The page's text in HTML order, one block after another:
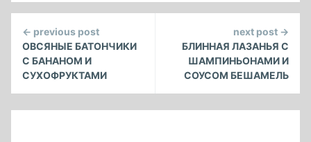
Continue
Reading
← previous post
ОВСЯНЫЕ БАТОНЧИКИ
С БАНАНОМ И
СУХОФРУКТАМИ
next post →
БЛИННАЯ ЛАЗАНЬЯ С
ШАМПИНЬОНАМИ И
СОУСОМ БЕШАМЕЛЬ